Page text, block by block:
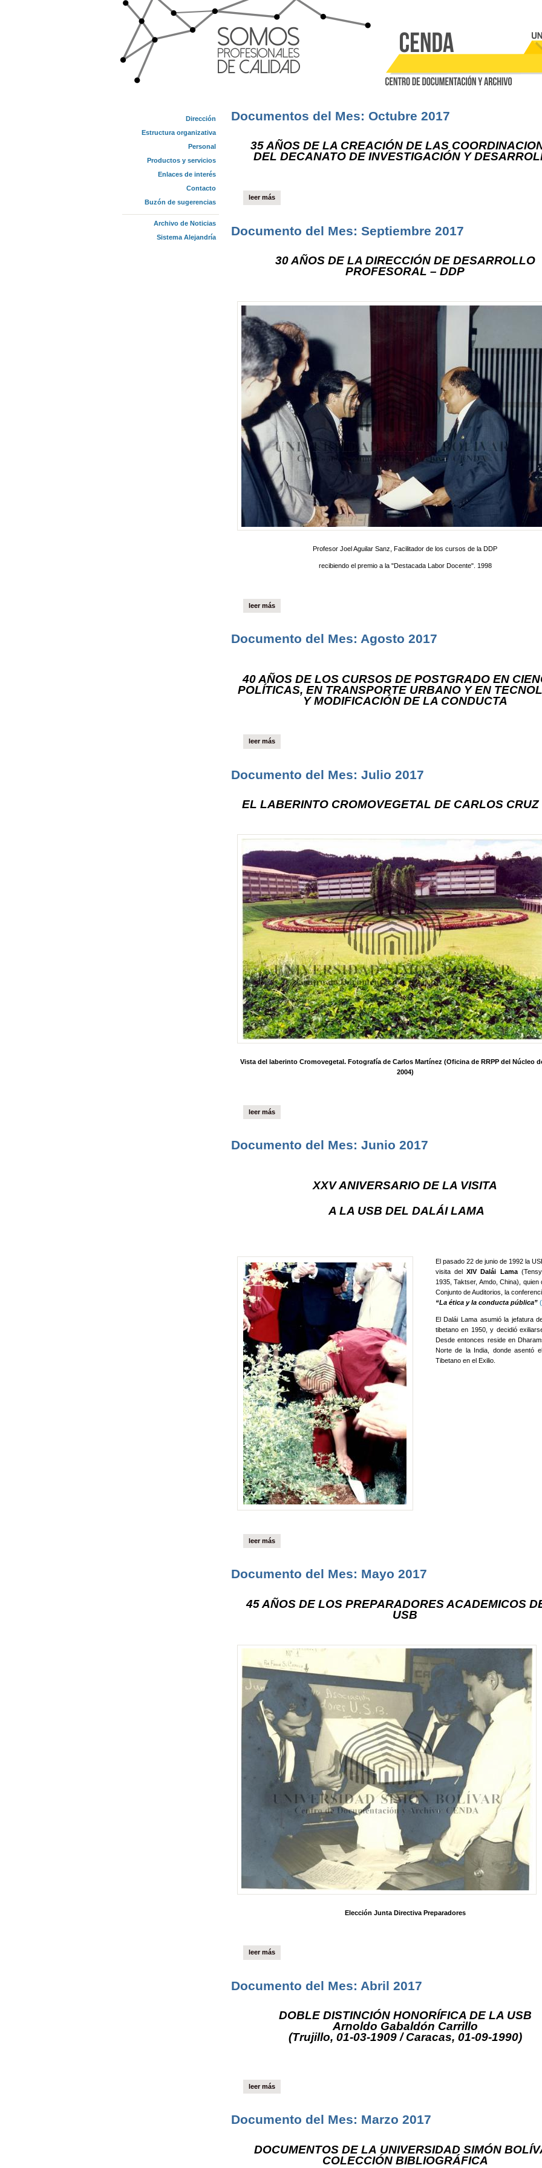
Documentos del Mes: Octubre 2017
35 AÑOS DE LA CREACIÓN DE LAS
DEL DECANATO DE INVESTIGACIÓN Y
leer más
Documento del Mes: Septiembre 2017
30 AÑOS DE LA DIRECCIÓN DE DESARROLLO
PROFESORAL – DDP
Profesor Joel Aguilar Sanz, Facilitador de los cursos de la DDP
recibiendo el premio a la "Destacada Labor Docente". 1998
leer más
Documento del Mes: Agosto 2017
40 AÑOS DE LOS CURSOS DE POSTGRADO EN
POLÍTICAS, EN TRANSPORTE URBANO Y EN
Y MODIFICACIÓN DE LA CONDUCTA
leer más
Documento del Mes: Julio 2017
EL LABERINTO CROMOVEGETAL DE CARLOS CRUZ
Vista del laberinto Cromovegetal. Fotografía de Carlos Martínez (Oficina de RRPP del Núcleo
2004)
leer más
Documento del Mes: Junio 2017
XXV ANIVERSARIO DE LA VISITA
A LA USB DEL DALÁI LAMA
El pasado 22 de junio de 1992 la
visita delXIV Dalái Lama
1935, Taktser, Amdo, China), quien
Conjunto de Auditorios, la
“La ética y la conducta pública”
El Dalái Lama asumió la jefatura
tibetano en 1950, y decidió
Desde entonces reside en
Norte de la India, donde asentó
Tibetano en el Exilio.
leer más
Documento del Mes: Mayo 2017
45 AÑOS DE LOS PREPARADORES ACADEMICOS
USB
Elección Junta Directiva Preparadores
leer más
Documento del Mes: Abril 2017
DOBLE DISTINCIÓN HONORÍFICA DE LA USB
Arnoldo Gabaldón Carrillo
(Trujillo, 01-03-1909 / Caracas, 01-09-1990)
leer más
Documento del Mes: Marzo 2017
DOCUMENTOS DE LA UNIVERSIDAD SIMÓN
COLECCIÓN BIBLIOGRÁFICA
Dirección
Estructura organizativa
Personal
Productos y servicios
Enlaces de interés
Contacto
Buzón de sugerencias
Archivo de Noticias
Sistema Alejandría